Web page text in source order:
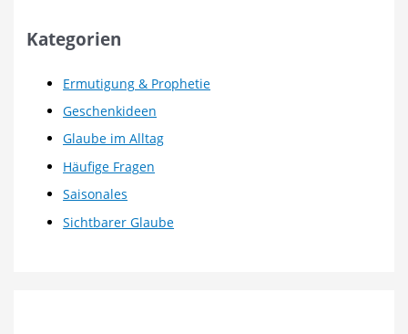
Kategorien
Ermutigung & Prophetie
Geschenkideen
Glaube im Alltag
Häufige Fragen
Saisonales
Sichtbarer Glaube